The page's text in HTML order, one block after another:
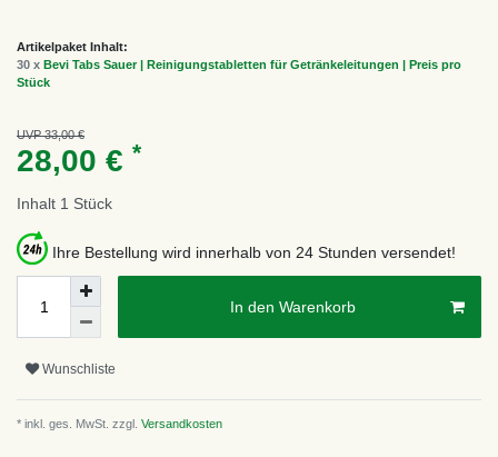
Artikelpaket Inhalt:
30 x Bevi Tabs Sauer | Reinigungstabletten für Getränkeleitungen | Preis pro
Stück
UVP 33,00 €
28,00 € *
Inhalt 1 Stück
Ihre Bestellung wird innerhalb von 24 Stunden versendet!
In den Warenkorb
Wunschliste
* inkl. ges. MwSt. zzgl. Versandkosten